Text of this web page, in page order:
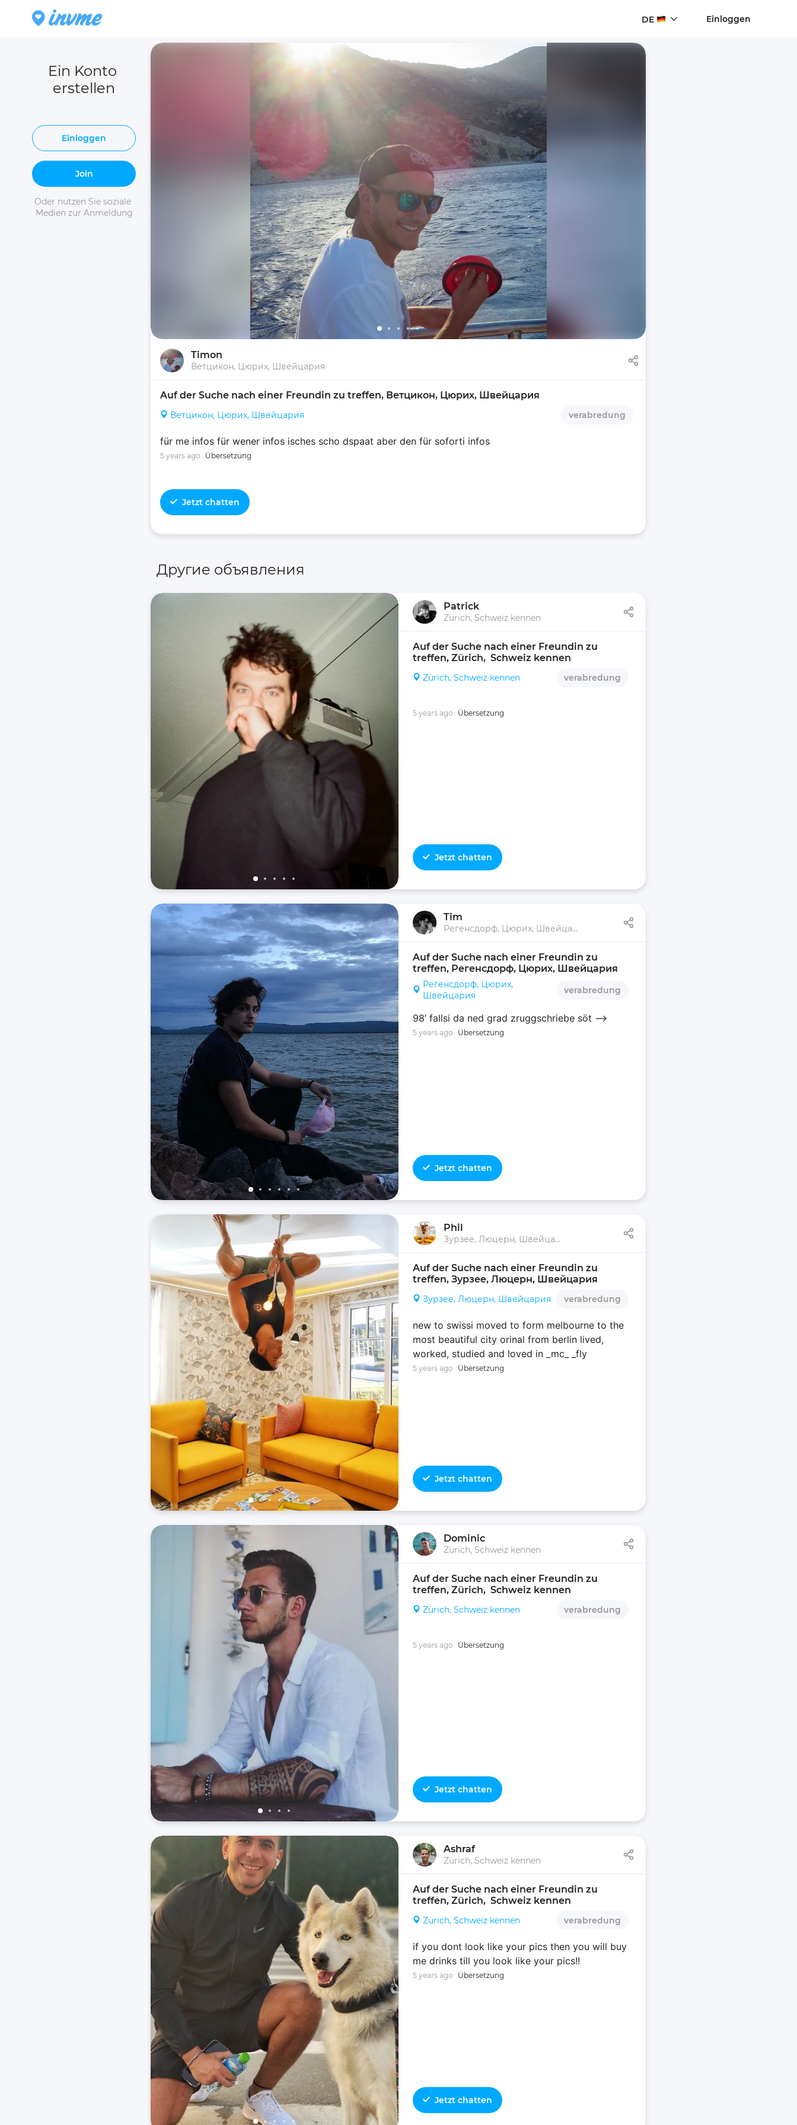
DE Einloggen
Ein Konto
erstellen
Einloggen
Join
Oder nutzen Sie soziale
Medien zur Anmeldung
Timon
Ветцикон, Цюрих, Швейцария
Auf der Suche nach einer Freundin zu treffen, Ветцикон, Цюрих, Швейцария
Ветцикон, Цюрих, Швейцария verabredung
für me infos für wener infos isches scho dspaat aber den für soforti infos
5 years ago Übersetzung
Jetzt chatten
Другие объявления
Patrick
Zürich, Schweiz kennen
Auf der Suche nach einer Freundin zu
treffen, Zürich,  Schweiz kennen
Zürich, Schweiz kennen verabredung
5 years ago Übersetzung
Jetzt chatten
Tim
Регенсдорф, Цюрих, Швейцария
Auf der Suche nach einer Freundin zu
treffen, Регенсдорф, Цюрих, Швейцария
Регенсдорф, Цюрих,
Швейцария
verabredung
98‘ fallsi da ned grad zruggschriebe söt —>
5 years ago Übersetzung
Jetzt chatten
Phil
Зурзее, Люцерн, Швейцария
Auf der Suche nach einer Freundin zu
treffen, Зурзее, Люцерн, Швейцария
Зурзее, Люцерн, Швейцария verabredung
new to swissi moved to form melbourne to the
most beautiful city orinal from berlin lived,
worked, studied and loved in _mc_ _fly
5 years ago Übersetzung
Jetzt chatten
Dominic
Zürich, Schweiz kennen
Auf der Suche nach einer Freundin zu
treffen, Zürich,  Schweiz kennen
Zürich, Schweiz kennen verabredung
5 years ago Übersetzung
Jetzt chatten
Ashraf
Zürich, Schweiz kennen
Auf der Suche nach einer Freundin zu
treffen, Zürich,  Schweiz kennen
Zürich, Schweiz kennen verabredung
if you dont look like your pics then you will buy
me drinks till you look like your pics!!
5 years ago Übersetzung
Jetzt chatten